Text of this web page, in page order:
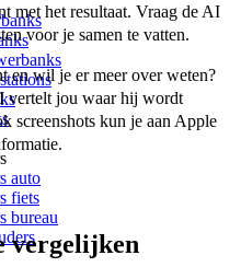
auto
fiets
bureau
met het resultaat. Vraag de AI
voor je samen te vatten.
en wil je er meer over weten?
vertelt jou waar hij wordt
screenshots kun je aan Apple
vergelijken